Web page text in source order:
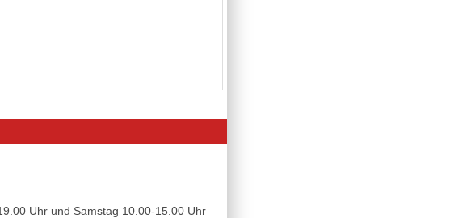
Uhr und Samstag 10.00-15.00 Uhr